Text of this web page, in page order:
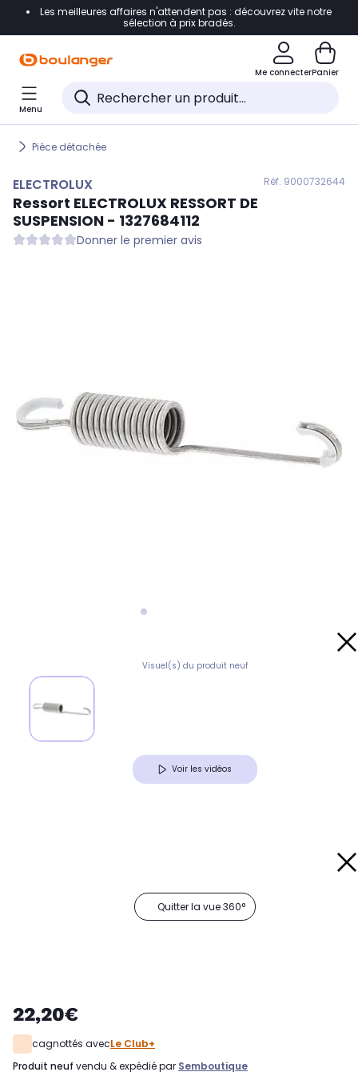
Accéder directement à la navigation
Accéder directement au pied de page
Accéder directement au chatbot
Les meilleures affaires n'attendent pas : découvrez vite notre
sélection à prix bradés.
Me connecterPanier
Menu
Pièce détachée
ELECTROLUX Réf. 9000732644
Ressort ELECTROLUX RESSORT DE
SUSPENSION - 1327684112
Donner le premier avis
Visuel(s) du produit neuf
Voir les vidéos
Quitter la vue 360°
22,20€
cagnottés avecLe Club+
produit neuf vendu & expédié par Semboutique